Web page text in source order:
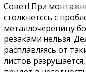
Совет! При
столкнетесь с
металлочерепицу
резаками нельзя.
расплавляясь от
листов